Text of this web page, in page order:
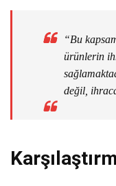
“Bu
ürünlerin
değil,